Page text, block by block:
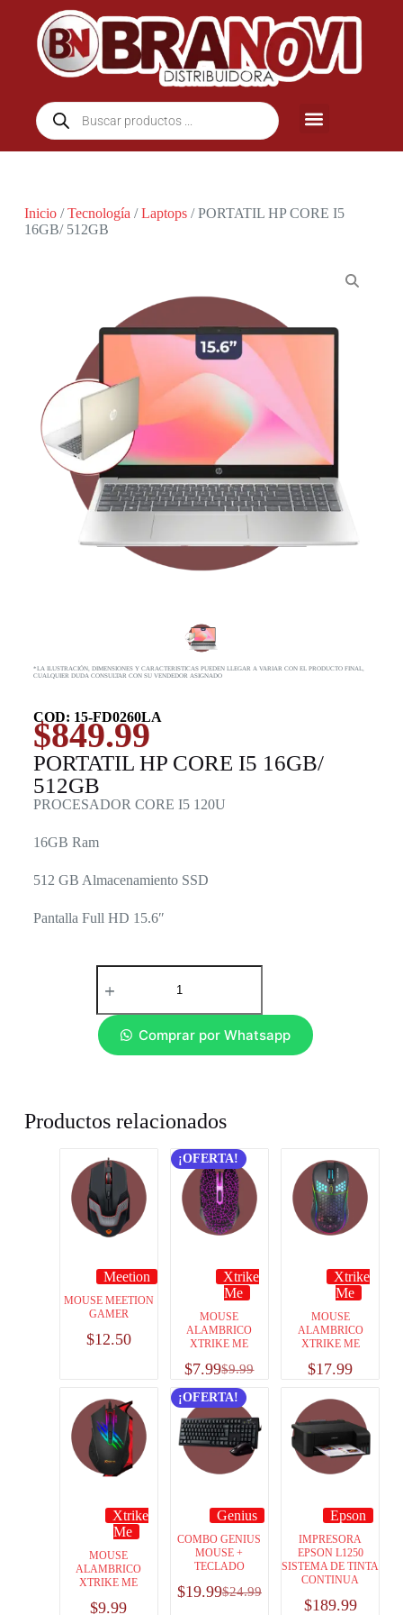
Inicio/Tecnología /Laptops/ PORTATIL HP CORE I5
16GB/ 512GB
*LA ILUSTRACIÓN, DIMENSIONES Y CARACTERISTICAS PUEDEN LLEGAR A VARIAR CON EL PRODUCTO FINAL,
CUALQUIER DUDA CONSULTAR CON SU VENDEDOR ASIGNADO
COD: 15-FD0260LA
$849.99
PORTATIL HP CORE I5 16GB/
512GB
PROCESADOR CORE I5 120U
16GB Ram
512 GB Almacenamiento SSD
Pantalla Full HD 15.6″
Comprar por Whatsapp
Productos relacionados
Meetion
MOUSE MEETION
GAMER
$12.50
¡OFERTA!
Xtrike
Me
MOUSE
ALAMBRICO
XTRIKE ME
$9.99
$7.99
Xtrike
Me
MOUSE
ALAMBRICO
XTRIKE ME
$17.99
Xtrike
Me
MOUSE
ALAMBRICO
XTRIKE ME
$9.99
¡OFERTA!
Genius
COMBO GENIUS
MOUSE +
TECLADO
$24.99
$19.99
Epson
IMPRESORA
EPSON L1250
SISTEMA DE TINTA
CONTINUA
$189.99